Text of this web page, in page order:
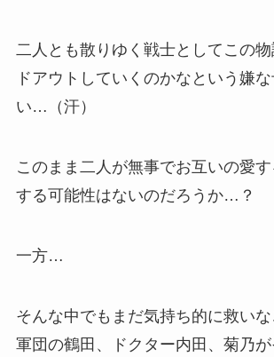
二人とも散りゆく戦士としてこの
ドアウトしていくのかなという嫌
い…（汗）
このまま二人が無事でお互いの愛
する可能性はないのだろうか…？
一方…
そんな中でもまだ気持ち的に救い
軍団の鶴田、ドクター内田、菊乃